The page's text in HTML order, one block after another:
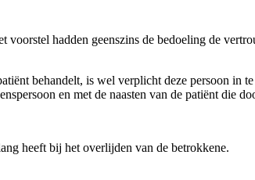
hadden geenszins de bedoeling de
behandelt, is wel verplicht deze persoon in
en met de naasten van de patiënt die
heeft bij het overlijden van de betrokkene.